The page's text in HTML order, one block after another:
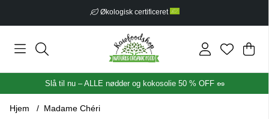
Økologisk certificeret
.
Slå til nu – ALLE nødder og kokosolie 50 % OFF 🥜
Hjem Madame Chéri